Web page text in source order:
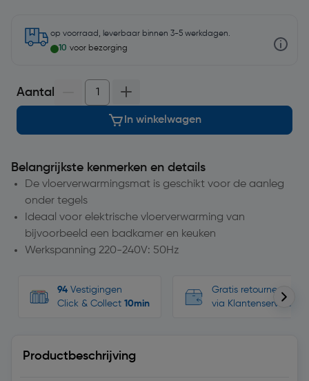
op voorraad, leverbaar binnen 3-5 werkdagen.
10 voor bezorging
Aantal
In winkelwagen
Belangrijkste kenmerken en details
De vloerverwarmingsmat is geschikt voor de aanleg
onder tegels
Ideaal voor elektrische vloerverwarming van
bijvoorbeeld een badkamer en keuken
Werkspanning 220-240V: 50Hz
94 Vestigingen
Click & Collect 10min
Gratis retourneren,
via Klantenservice
Productbeschrijving